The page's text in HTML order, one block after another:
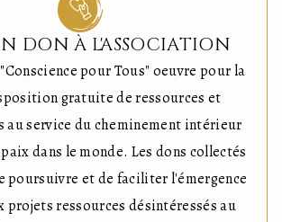
DON À L'ASSOCIATION
pour Tous" oeuvre pour la
gratuite de ressources et
au service du cheminement intérieur
dans le monde. Les dons collectés
poursuivre et de faciliter l'émergence
projets ressources désintéressés au